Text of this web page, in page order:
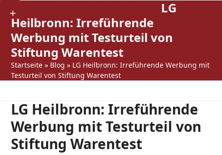
content
Show
notice
Open
mobile
menu
Close
mobile
menu
LG
Heilbronn: Irreführende
Werbung mit Testurteil von
Stiftung Warentest
Startseite » Blog » LG Heilbronn: Irreführende Werbung mit
Testurteil von Stiftung Warentest
LG Heilbronn: Irreführende
Werbung mit Testurteil von
Stiftung Warentest